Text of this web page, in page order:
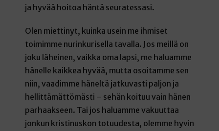
ja hyvää hoitoa häntä seuratessasi.
Olen miettinyt, kuinka usein me ihmiset
toimimme nurinkurisella tavalla. Jos meillä on
joku läheinen, vaikka oma lapsi, me haluamme
hänelle kaikkea hyvää, mutta osoitamme sen
niin, vaadimme häneltä jatkuvasti paljon ja
hellittämättömästi – sehän koituu vain hänen
parhaakseen. Tai jos haluamme vakuuttaa
jonkun kristinuskon totuudesta, olemme hyvin